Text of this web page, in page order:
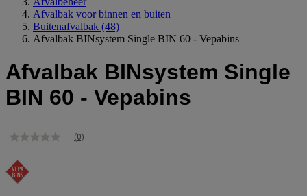
Afvalbak voor binnen en buiten
Buitenafvalbak (48)
Afvalbak BINsystem Single BIN 60 - Vepabins
Afvalbak BINsystem Single
BIN 60 - Vepabins
Geen
Dezelfde
paginalink.
(0)